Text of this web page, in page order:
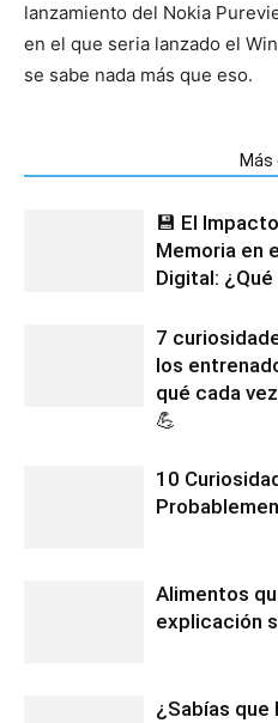
lanzamiento del Nokia
en el que seria lanzado el
se sabe nada más que eso.
Más
💾 El
Memoria en
Digital: ¿Qué
7
los
qué cada
💪
10
Alimentos
explicación
¿Sabías que